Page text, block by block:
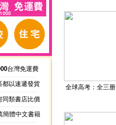
台灣免運費
都以速遞發貨
同類書店比價
簡體中文書籍
全球高考：全三册